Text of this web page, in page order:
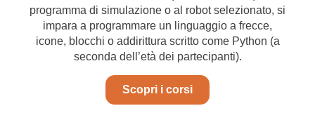
programma di simulazione o al robot selezionato, si
impara a programmare un linguaggio a frecce,
icone, blocchi o addirittura scritto come Python (a
seconda dell’età dei partecipanti).
Scopri i corsi